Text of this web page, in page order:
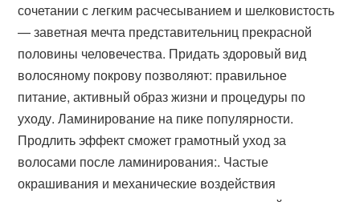
сочетании с легким расчесыванием и шелковистость
— заветная мечта представительниц прекрасной
половины человечества. Придать здоровый вид
волосяному покрову позволяют: правильное
питание, активный образ жизни и процедуры по
уходу. Ламинирование на пике популярности.
Продлить эффект сможет грамотный уход за
волосами после ламинирования:. Частые
окрашивания и механические воздействия